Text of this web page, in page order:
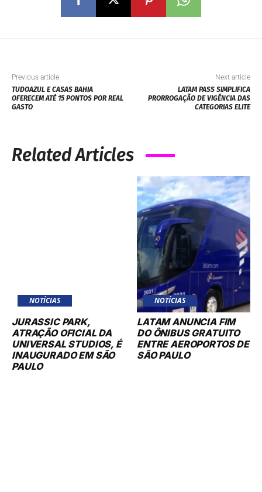
Previous article
TUDOAZUL E CASAS BAHIA
OFERECEM ATÉ 15 PONTOS POR REAL
GASTO
Next article
LATAM PASS SIMPLIFICA
PRORROGAÇÃO DE VIGÊNCIA DAS
CATEGORIAS ELITE
Related Articles
NOTÍCIAS
JURASSIC PARK,
ATRAÇÃO OFICIAL DA
UNIVERSAL STUDIOS, É
INAUGURADO EM SÃO
PAULO
NOTÍCIAS
LATAM ANUNCIA FIM
DO ÔNIBUS GRATUITO
ENTRE AEROPORTOS DE
SÃO PAULO